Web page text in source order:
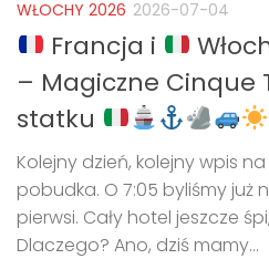
WŁOCHY 2026 2026-07-04
Francja i
– Magiczne Cinque
statku
Kolejny dzień, kolejny wpis
pobudka. O 7:05 byliśmy już
pierwsi. Cały hotel jeszcze
Dlaczego? Ano, dziś mamy...